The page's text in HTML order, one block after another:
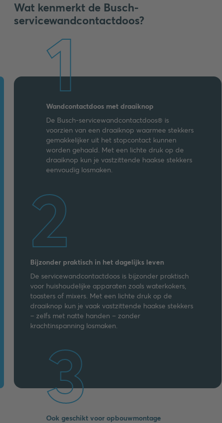
Wat kenmerkt de Busch-
servicewandcontactdoos?
1
Wandcontactdoos met draaiknop
De Busch-servicewandcontactdoos® is
voorzien van een draaiknop waarmee stekkers
gemakkelijker uit het stopcontact kunnen
worden gehaald. Met een lichte druk op de
draaiknop kun je vastzittende haakse stekkers
eenvoudig losmaken.
2
Bijzonder praktisch in het dagelijks leven
De servicewandcontactdoos is bijzonder praktisch
voor huishoudelijke apparaten zoals waterkokers,
toasters of mixers. Met een lichte druk op de
draaiknop kun je vaak vastzittende haakse stekkers
– zelfs met natte handen – zonder
krachtinspanning losmaken.
3
Ook geschikt voor opbouwmontage